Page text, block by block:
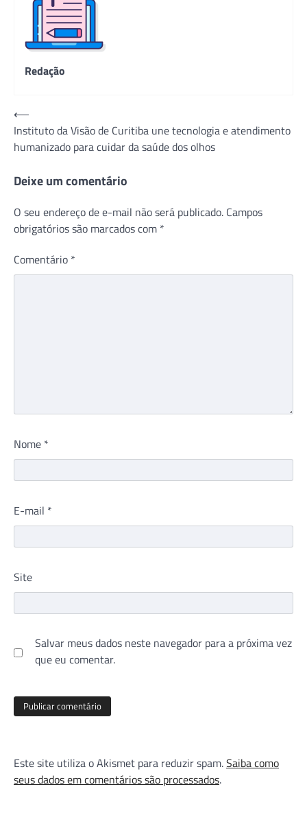
Redação
Navegação
de
Post
⟵
Instituto da Visão de Curitiba une tecnologia e atendimento
humanizado para cuidar da saúde dos olhos
Deixe um comentário
O seu endereço de e-mail não será publicado. Campos
obrigatórios são marcados com *
Comentário *
Nome *
E-mail *
Site
Salvar meus dados neste navegador para a próxima vez
que eu comentar.
Este site utiliza o Akismet para reduzir spam.Saiba como
seus dados em comentários são processados.